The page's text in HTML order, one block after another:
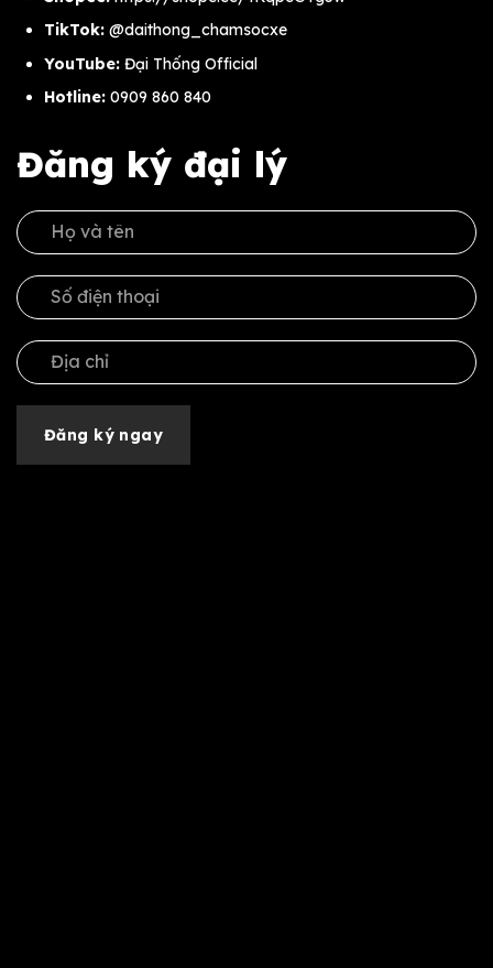
TikTok: @daithong_chamsocxe
YouTube: Đại Thống Official
Hotline: 0909 860 840
Đăng ký đại lý